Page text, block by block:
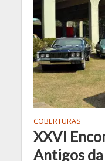
COBERTURAS
XXVI
Antigos